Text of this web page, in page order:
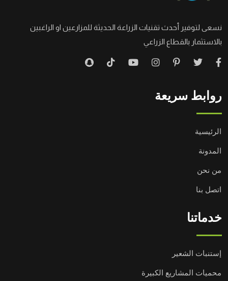
نسعى لتوفير أحدث تقنيات الزراعة الحديثة للمزارعين او الراغبين
بالاستثمار بالقطاع الزراعي
روابط سريعة
الرئيسية
المدونة
من نحن
اتصل بنا
خدماتنا
إستنبات الشعير
محميات المشاريع الكبيرة